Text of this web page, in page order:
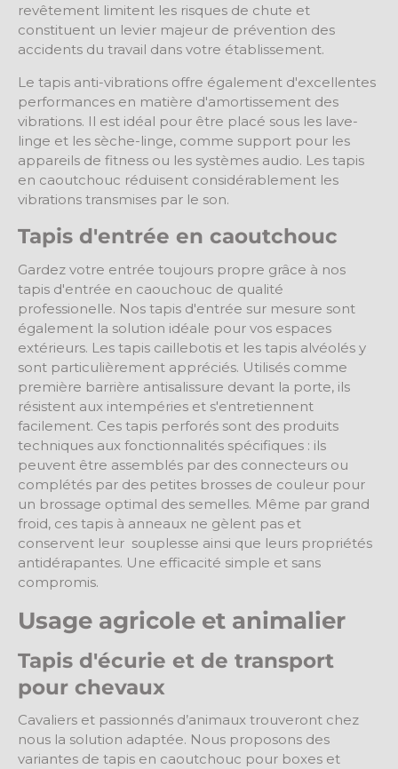
revêtement limitent les risques de chute et
constituent un levier majeur de prévention des
accidents du travail dans votre établissement.
Le tapis anti-vibrations offre également d'excellentes
performances en matière d'amortissement des
vibrations. Il est idéal pour être placé sous les lave-
linge et les sèche-linge, comme support pour les
appareils de fitness ou les systèmes audio. Les tapis
en caoutchouc réduisent considérablement les
vibrations transmises par le son.
Tapis d'entrée en caoutchouc
Gardez votre entrée toujours propre grâce à nos
tapis d'entrée en caouchouc de qualité
professionelle. Nos tapis d'entrée sur mesure sont
également la solution idéale pour vos espaces
extérieurs. Les tapis caillebotis et les tapis alvéolés y
sont particulièrement appréciés. Utilisés comme
première barrière antisalissure devant la porte, ils
résistent aux intempéries et s'entretiennent
facilement. Ces tapis perforés sont des produits
techniques aux fonctionnalités spécifiques : ils
peuvent être assemblés par des connecteurs ou
complétés par des petites brosses de couleur pour
un brossage optimal des semelles. Même par grand
froid, ces tapis à anneaux ne gèlent pas et
conservent leur souplesse ainsi que leurs propriétés
antidérapantes. Une efficacité simple et sans
compromis.
Usage agricole et animalier
Tapis d'écurie et de transport
pour chevaux
Cavaliers et passionnés d’animaux trouveront chez
nous la solution adaptée. Nous proposons des
variantes de tapis en caoutchouc pour boxes et